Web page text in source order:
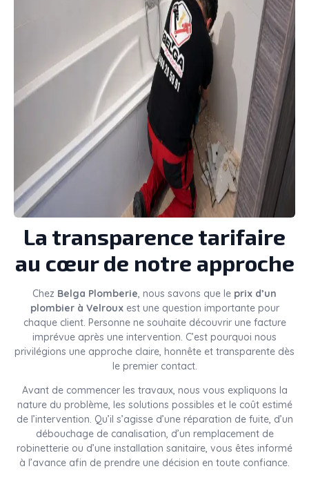
La transparence tarifaire
au cœur de notre approche
Chez Belga Plomberie, nous savons que le prix d’un
plombier à Velrouxest une question importante pour
chaque client. Personne ne souhaite découvrir une facture
imprévue après une intervention. C’est pourquoi nous
privilégions une approche claire, honnête et transparente dès
le premier contact.
Avant de commencer les travaux, nous vous expliquons la
nature du problème, les solutions possibles et le coût estimé
de l’intervention. Qu’il s’agisse d’une réparation de fuite, d’un
débouchage de canalisation, d’un remplacement de
robinetterie ou d’une installation sanitaire, vous êtes informé
à l’avance afin de prendre une décision en toute confiance.